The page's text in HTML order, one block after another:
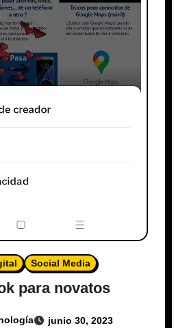
Social Media
para novatos
junio 30, 2023